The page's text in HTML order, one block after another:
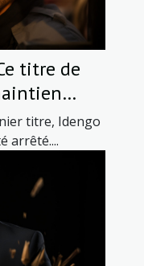
titre de
titre, Idengo
arrêté....